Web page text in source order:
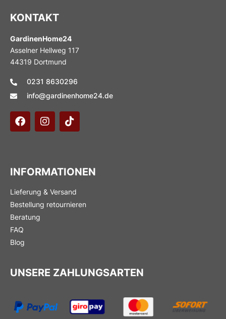
KONTAKT
GardinenHome24
Asselner Hellweg 117
44319 Dortmund
0231 8630296
info@gardinenhome24.de
INFORMATIONEN
Lieferung & Versand
Bestellung retournieren
Beratung
FAQ
Blog
UNSERE ZAHLUNGSARTEN